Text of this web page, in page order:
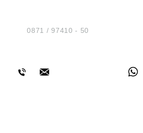
Tel.:0871 / 97410 - 50